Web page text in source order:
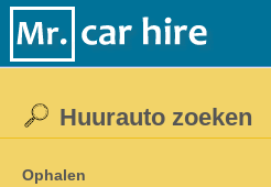
Huurauto zoeken
Ophalen